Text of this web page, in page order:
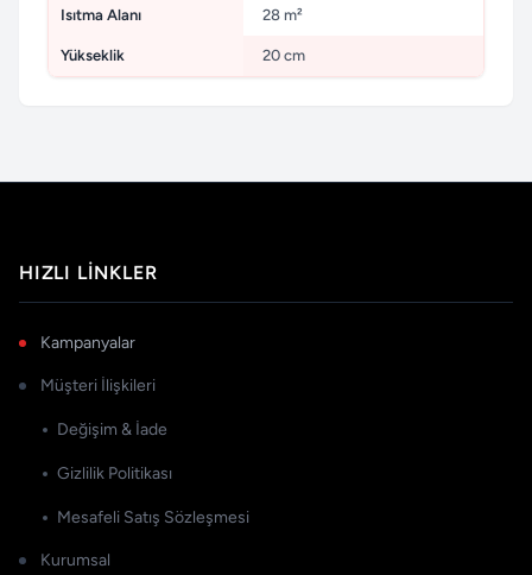
Isıtma Alanı 28 m²
Yükseklik 20 cm
HIZLI LINKLER
Kampanyalar
Müşteri İlişkileri
Değişim & İade
Gizlilik Politikası
Mesafeli Satış Sözleşmesi
Kurumsal